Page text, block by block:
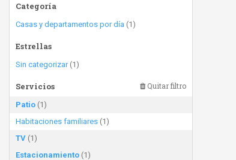
Categoría
Casas y departamentos por día (1)
Estrellas
Sin categorizar(1)
Servicios Quitar filtro
Patio (1)
Habitaciones familiares (1)
TV (1)
Estacionamiento (1)